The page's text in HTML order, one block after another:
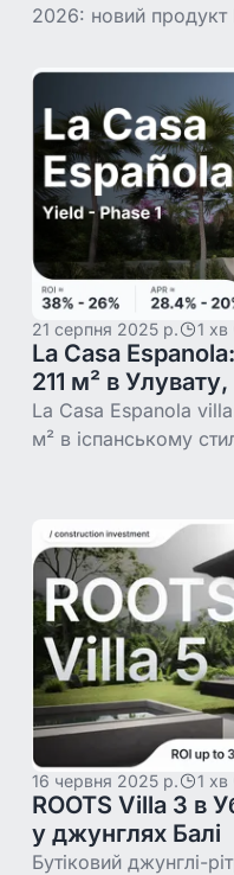
2026: новий
терміни будівництва
компаній.
21 серпня 2025 р. 1 хв
La Casa
211 м² в Улувату,
La Casa Espanola
м² в іспанському
16 червня 2025 р. 1 хв
ROOTS Villa 3 в
у джунглях Балі
Бутіковий джунглі-